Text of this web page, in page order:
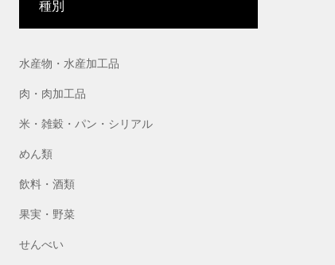
種別
水産物・水産加工品
肉・肉加工品
米・雑穀・パン・シリアル
めん類
飲料・酒類
果実・野菜
せんべい